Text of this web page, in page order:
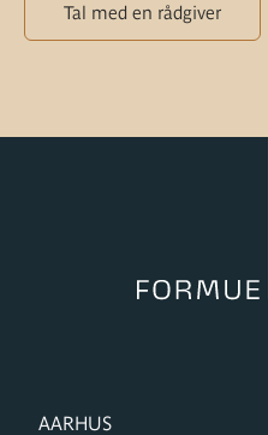
Tal med en rådgiver
FORMUPLEJE
AARHUS